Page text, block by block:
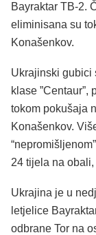
Bayraktar TB-2.
eliminisana su
Konašenkov.
Ukrajinski gubici
klase
tokom pokušaja
Konašenkov.
24 tijela na
Ukrajina je u
letjelice
odbrane Tor na